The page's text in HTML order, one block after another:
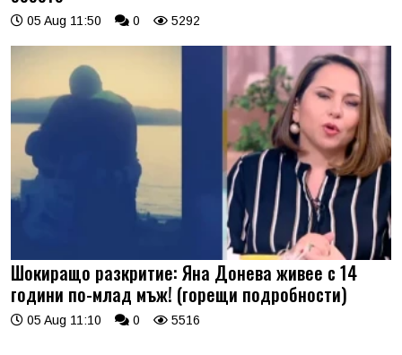
05 Aug 11:50 0 5292
Шокиращо разкритие: Яна Донева живее с 14
години по-млад мъж! (горещи подробности)
05 Aug 11:10 0 5516